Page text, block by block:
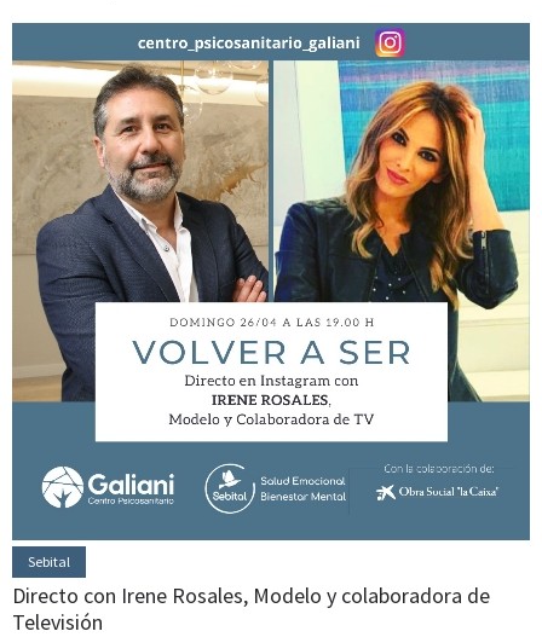
Sebital
Directo con Irene Rosales, Modelo y colaboradora de
Televisión